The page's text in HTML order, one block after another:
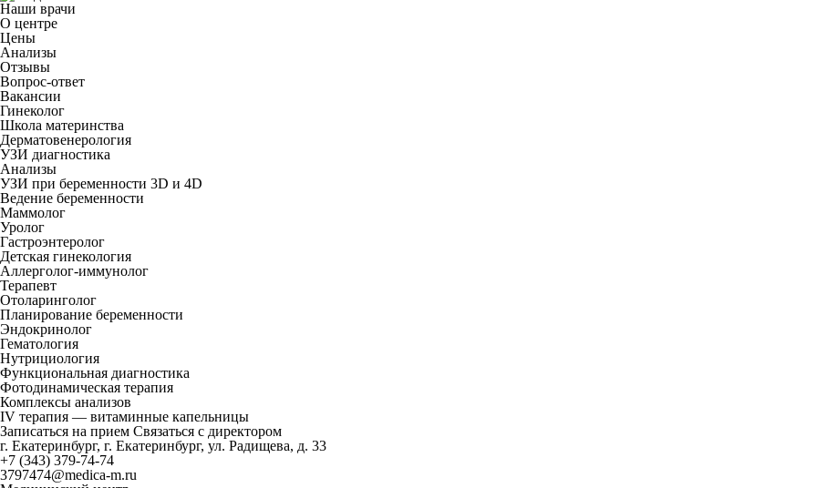
Наши врачи
О центре
Цены
Анализы
Отзывы
Вопрос-ответ
Вакансии
Гинеколог
Школа материнства
Дерматовенерология
УЗИ диагностика
Анализы
УЗИ при беременности 3D и 4D
Ведение беременности
Маммолог
Уролог
Гастроэнтеролог
Детская гинекология
Аллерголог-иммунолог
Терапевт
Отоларинголог
Планирование беременности
Эндокринолог
Гематология
Нутрициология
Функциональная диагностика
Фотодинамическая терапия
Комплексы анализов
IV терапия — витаминные капельницы
Записаться на прием Связаться с директором
г. Екатеринбург, г. Екатеринбург, ул. Радищева, д. 33
+7 (343) 379-74-74
3797474@medica-m.ru